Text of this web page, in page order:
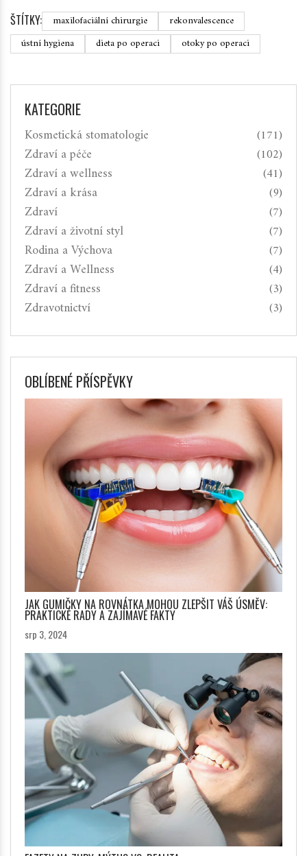
ŠTÍTKY: maxilofaciální chirurgie
rekonvalescence
ústní hygiena
dieta po operaci otoky po operaci
KATEGORIE
Kosmetická stomatologie (171)
Zdraví a péče (102)
Zdraví a wellness (41)
Zdraví a krása (9)
Zdraví (7)
Zdraví a životní styl (7)
Rodina a Výchova (7)
Zdraví a Wellness (4)
Zdraví a fitness (3)
Zdravotnictví (3)
OBLÍBENÉ PŘÍSPĚVKY
JAK GUMIČKY NA ROVNÁTKA MOHOU ZLEPŠIT VÁŠ ÚSMĚV:
PRAKTICKÉ RADY A ZAJÍMAVÉ FAKTY
srp 3, 2024